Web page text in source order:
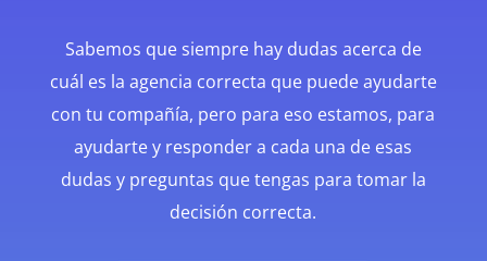
Sabemos que siempre hay dudas acerca de
cuál es la agencia correcta que puede ayudarte
con tu compañía, pero para eso estamos, para
ayudarte y responder a cada una de esas
dudas y preguntas que tengas para tomar la
decisión correcta.